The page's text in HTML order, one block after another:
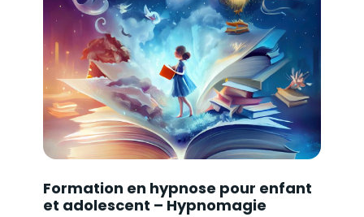
Formation en hypnose pour enfant
et adolescent – Hypnomagie